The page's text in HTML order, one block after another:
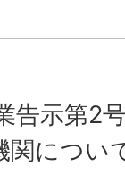
告示第2
関につい